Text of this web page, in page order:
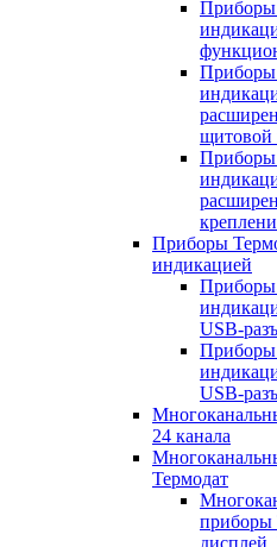
Приборы
Приборы
щитовой
Приборы
Приборы
индикацией
Приборы
USB-
Приборы
USB-
24 канала
Термодат
приборы
дисплей,